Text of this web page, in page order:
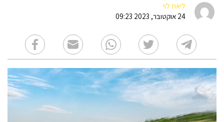
ליאת לוי
24 אוקטובר, 2023 09:23